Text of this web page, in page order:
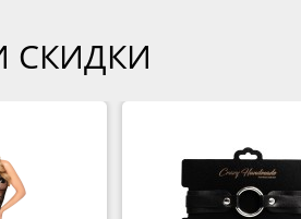
СКИДКИ